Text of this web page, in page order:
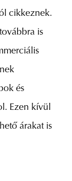
cikkeznek.
is
és
Ezen kívül
árakat is